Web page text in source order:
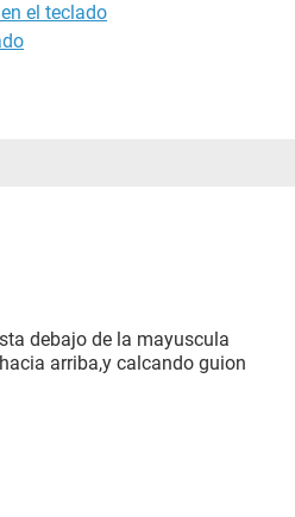
el teclado
debajo de la mayuscula
arriba,y calcando guion